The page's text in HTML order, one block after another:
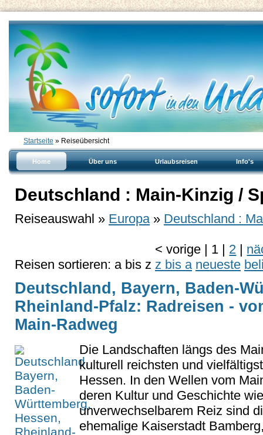
Startseite » Reiseübersicht
Home Über uns Urlaubsreisen Info's
Deutschland : Main-Kinzig /
Reiseauswahl » Europa » Deutschland :
<vorige | 1 | 2 |
Reisen sortieren: a bis z z bis a neueste
Deutschland, Bayern, Baden-
Rheinland-Pfalz: Radreisen -
Main-Radweg
Die Landschaften längs des
kulturell reichsten und
Hessen. In den Wellen vom
deren Kultur und Geschichte
unverwechselbarem Reiz sind
ehemalige Kaiserstadt